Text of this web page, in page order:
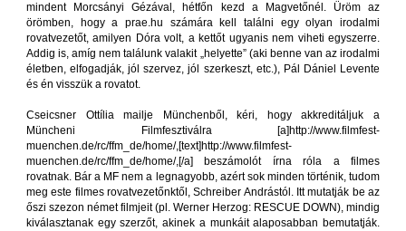
mindent Morcsányi Gézával, hétfőn kezd a Magvetőnél. Üröm az
örömben, hogy a prae.hu számára kell találni egy olyan irodalmi
rovatvezetőt, amilyen Dóra volt, a kettőt ugyanis nem viheti egyszerre.
Addig is, amíg nem találunk valakit „helyette” (aki benne van az irodalmi
életben, elfogadják, jól szervez, jól szerkeszt, etc.), Pál Dániel Levente
és én visszük a rovatot.
Cseicsner Ottília mailje Münchenből, kéri, hogy akkreditáljuk a
Müncheni Filmfesztiválra [a]http://www.filmfest-
muenchen.de/rc/ffm_de/home/,[text]http://www.filmfest-
muenchen.de/rc/ffm_de/home/,[/a] beszámolót írna róla a filmes
rovatnak. Bár a MF nem a legnagyobb, azért sok minden történik, tudom
meg este filmes rovatvezetőnktől, Schreiber Andrástól. Itt mutatják be az
őszi szezon német filmjeit (pl. Werner Herzog: RESCUE DOWN), mindig
kiválasztanak egy szerzőt, akinek a munkáit alaposabban bemutatják.